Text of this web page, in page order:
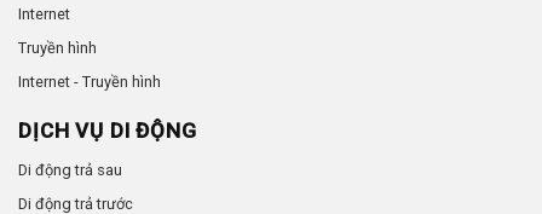
Internet
Truyền hình
Internet - Truyền hình
DỊCH VỤ DI ĐỘNG
Di động trả sau
Di động trả trước